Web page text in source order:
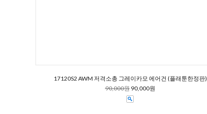
17120S2 AWM 저격소총 그레이카모 에어건 (플래툰한정판)
90,000원 90,000원